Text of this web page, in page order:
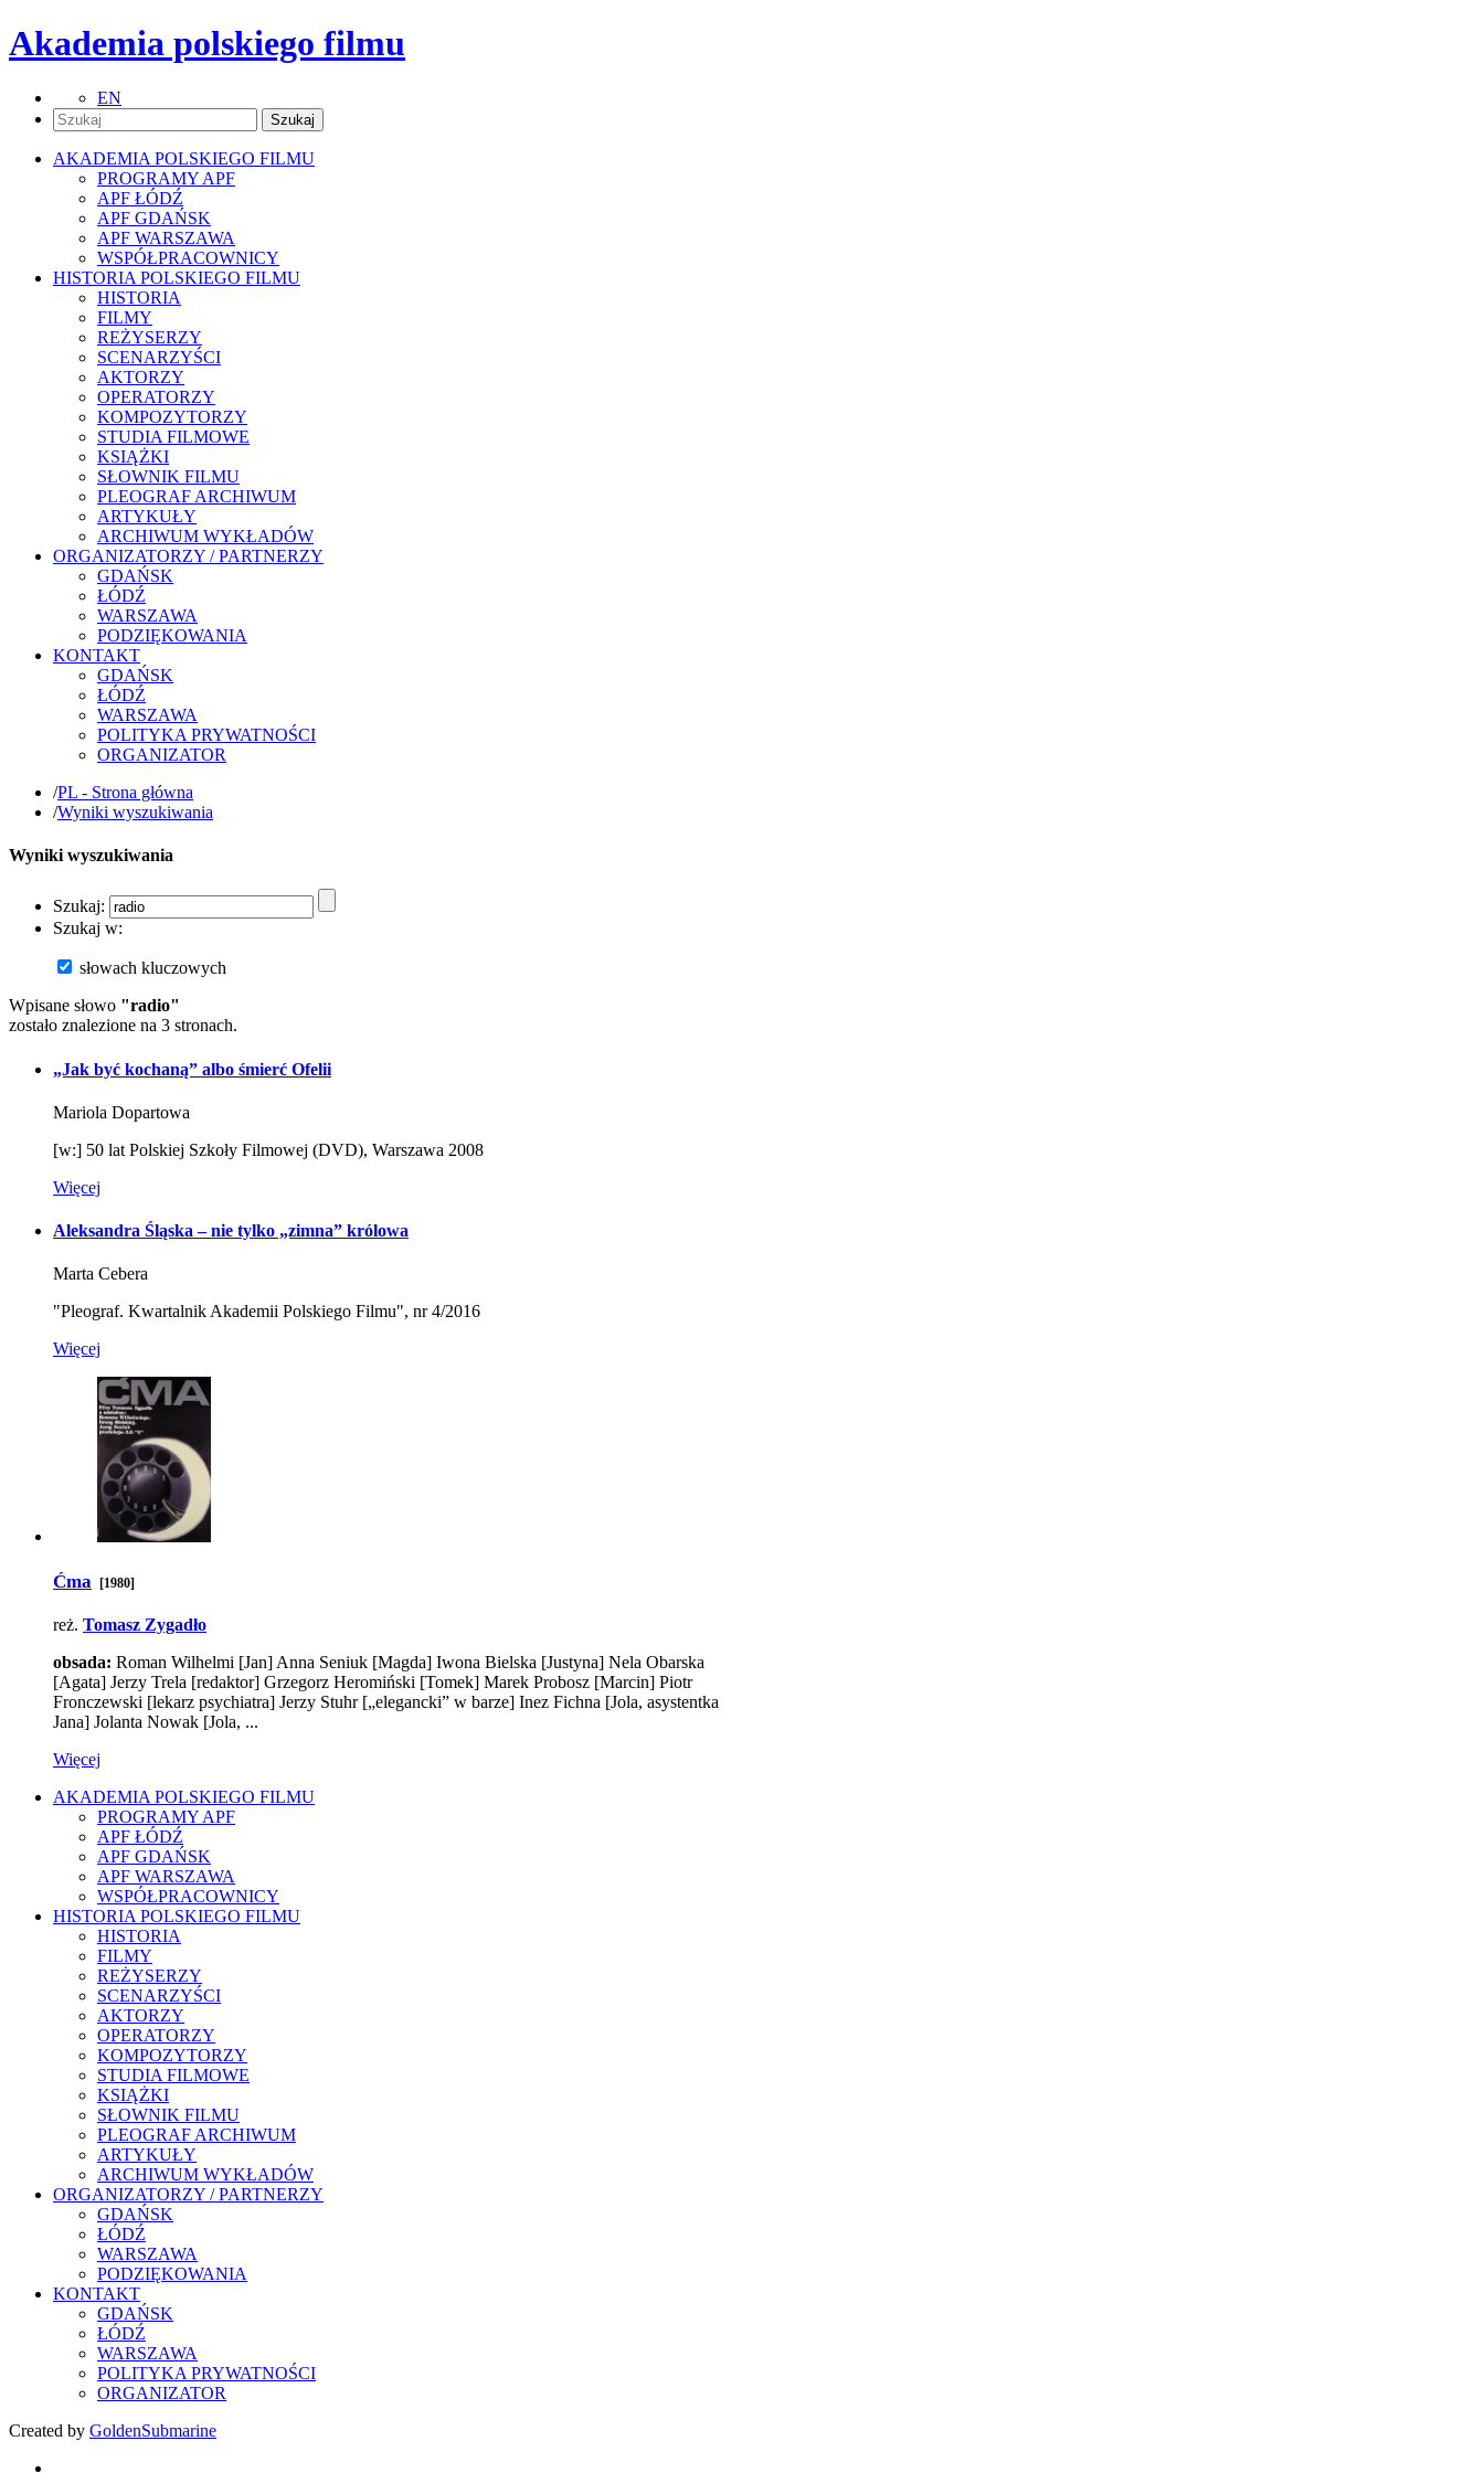
Akademia polskiego filmu
EN
AKADEMIA POLSKIEGO FILMU
PROGRAMY APF
APF ŁÓDŹ
APF GDAŃSK
APF WARSZAWA
WSPÓŁPRACOWNICY
HISTORIA POLSKIEGO FILMU
HISTORIA
FILMY
REŻYSERZY
SCENARZYŚCI
AKTORZY
OPERATORZY
KOMPOZYTORZY
STUDIA FILMOWE
KSIĄŻKI
SŁOWNIK FILMU
PLEOGRAF ARCHIWUM
ARTYKUŁY
ARCHIWUM WYKŁADÓW
ORGANIZATORZY / PARTNERZY
GDAŃSK
ŁÓDŹ
WARSZAWA
PODZIĘKOWANIA
KONTAKT
GDAŃSK
ŁÓDŹ
WARSZAWA
POLITYKA PRYWATNOŚCI
ORGANIZATOR
/PL - Strona główna
/Wyniki wyszukiwania
Wyniki wyszukiwania
Szukaj:
Szukaj w:
słowach kluczowych
Wpisane słowo "radio"
zostało znalezione na 3 stronach.
„Jak być kochaną” albo śmierć Ofelii
Mariola Dopartowa
[w:] 50 lat Polskiej Szkoły Filmowej (DVD), Warszawa 2008
Więcej
Aleksandra Śląska – nie tylko „zimna” królowa
Marta Cebera
"Pleograf. Kwartalnik Akademii Polskiego Filmu", nr 4/2016
Więcej
Ćma [1980]
reż. Tomasz Zygadło
obsada: Roman Wilhelmi [Jan] Anna Seniuk [Magda] Iwona Bielska [Justyna] Nela Obarska
[Agata] Jerzy Trela [redaktor] Grzegorz Heromiński [Tomek] Marek Probosz [Marcin] Piotr
Fronczewski [lekarz psychiatra] Jerzy Stuhr [„elegancki” w barze] Inez Fichna [Jola, asystentka
Jana] Jolanta Nowak [Jola, ...
Więcej
AKADEMIA POLSKIEGO FILMU
PROGRAMY APF
APF ŁÓDŹ
APF GDAŃSK
APF WARSZAWA
WSPÓŁPRACOWNICY
HISTORIA POLSKIEGO FILMU
HISTORIA
FILMY
REŻYSERZY
SCENARZYŚCI
AKTORZY
OPERATORZY
KOMPOZYTORZY
STUDIA FILMOWE
KSIĄŻKI
SŁOWNIK FILMU
PLEOGRAF ARCHIWUM
ARTYKUŁY
ARCHIWUM WYKŁADÓW
ORGANIZATORZY / PARTNERZY
GDAŃSK
ŁÓDŹ
WARSZAWA
PODZIĘKOWANIA
KONTAKT
GDAŃSK
ŁÓDŹ
WARSZAWA
POLITYKA PRYWATNOŚCI
ORGANIZATOR
Created by GoldenSubmarine